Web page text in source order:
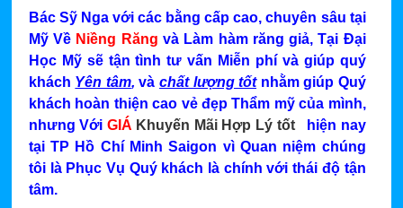
Bác Sỹ Nga với các bằng cấp cao, chuyên sâu tại
Mỹ Về Niềng Răng và Làm hàm răng giả, Tại Đại
Học Mỹ sẽ tận tình tư vấn Miễn phí và giúp quý
khách Yên tâm, và chất lượng tốtnhằm giúp Quý
khách hoàn thiện cao vẻ đẹp Thẩm mỹ của mình,
nhưng Với GIÁ Khuyến Mãi Hợp Lý tốt
hiện nay
tại TP Hồ Chí Minh Saigon vì Quan niệm chúng
tôi là Phục Vụ Quý khách là chính với thái độ tận
tâm.